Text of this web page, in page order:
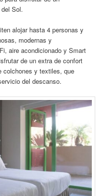
Sol.
alojar hasta 4 personas y
modernas y
aire acondicionado y Smart
de un extra de confort
colchones y textiles, que
del descanso.